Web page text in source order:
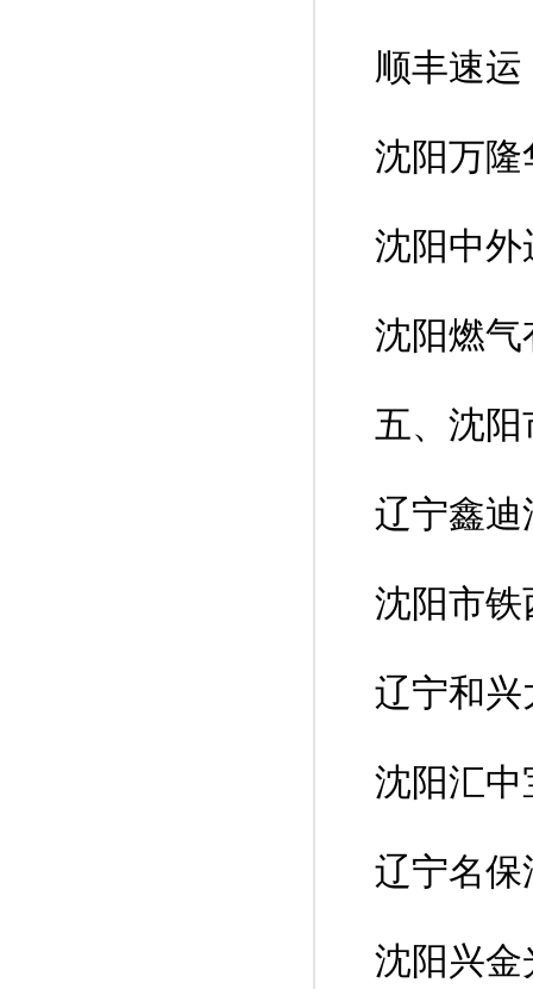
顺丰速
沈阳万
沈阳中
沈阳燃气
五、沈
辽宁鑫
沈阳市
辽宁和
沈阳汇
辽宁名
沈阳兴